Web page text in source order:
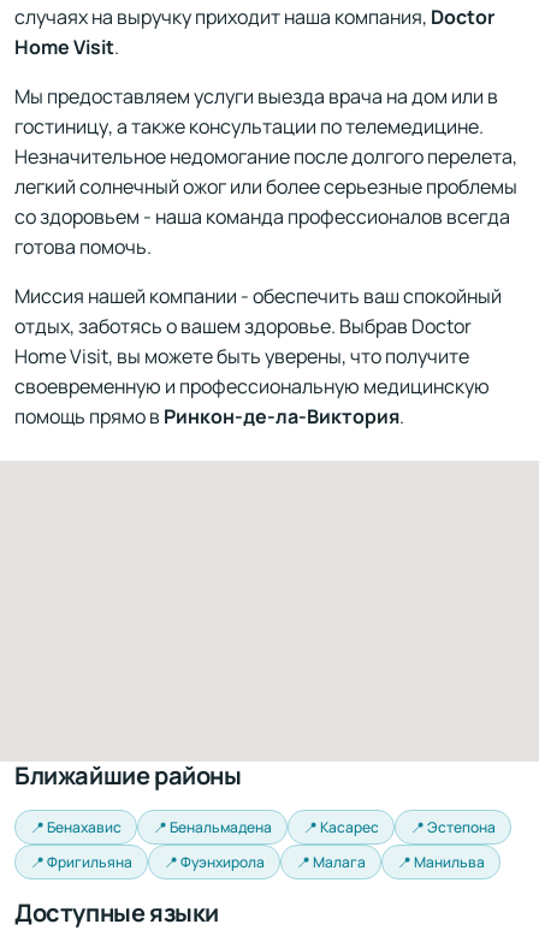
случаях на выручку приходит наша компания, Doctor
Home Visit.
Мы предоставляем услуги выезда врача на дом или в
гостиницу, а также консультации по телемедицине.
Незначительное недомогание после долгого перелета,
легкий солнечный ожог или более серьезные проблемы
со здоровьем - наша команда профессионалов всегда
готова помочь.
Миссия нашей компании - обеспечить ваш спокойный
отдых, заботясь о вашем здоровье. Выбрав Doctor
Home Visit, вы можете быть уверены, что получите
своевременную и профессиональную медицинскую
помощь прямо в Ринкон-де-ла-Виктория.
Ближайшие районы
📍 Бенахавис 📍 Бенальмадена 📍 Касарес
📍 Эстепона
📍 Фригильяна
📍 Фуэнхирола 📍 Малага 📍 Манильва
Доступные языки